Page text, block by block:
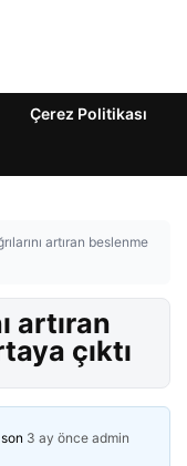
Çerez Politikası
artıran beslenme
artıran
çıktı
3 ay önce admin